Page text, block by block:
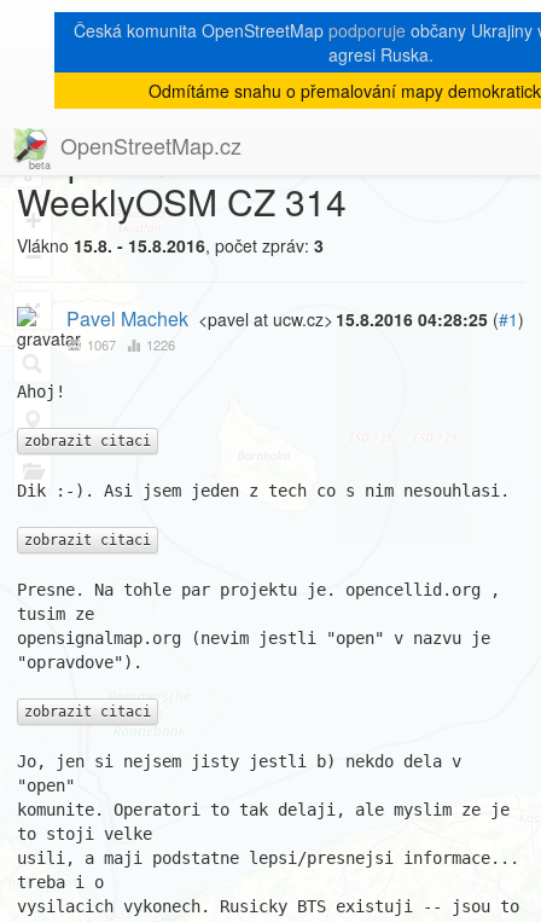
Česká komunita OpenStreetMap podporujeobčany Ukrajiny
agresi Ruska.
Odmítáme snahu o přemalování mapy
OpenStreetMap.cz
8
+
−
« zpět na výpis měsíce|
[Talk-cz]
Mapovani GSM was Re:
WeeklyOSM CZ 314
Vlákno 15.8. - 15.8.2016, počet zpráv: 3
15.8.2016 04:28:25 (#1)
Pavel Machek <pavel at ucw.cz>
1067 1226
Ahoj!
zobrazit citaci
Dik :-). Asi jsem jeden z tech co s nim nesouhlasi.
zobrazit citaci
Presne. Na tohle par projektu je. opencellid.org ,
tusim ze
opensignalmap.org (nevim jestli "open" v nazvu je
"opravdove").
zobrazit citaci
Jo, jen si nejsem jisty jestli b) nekdo dela v
"open"
komunite. Operatori to tak delaji, ale myslim ze je
to stoji velke
usili, a maji podstatne lepsi/presnejsi informace...
treba i o
vysilacich vykonech. Rusicky BTS existuji -- jsou to